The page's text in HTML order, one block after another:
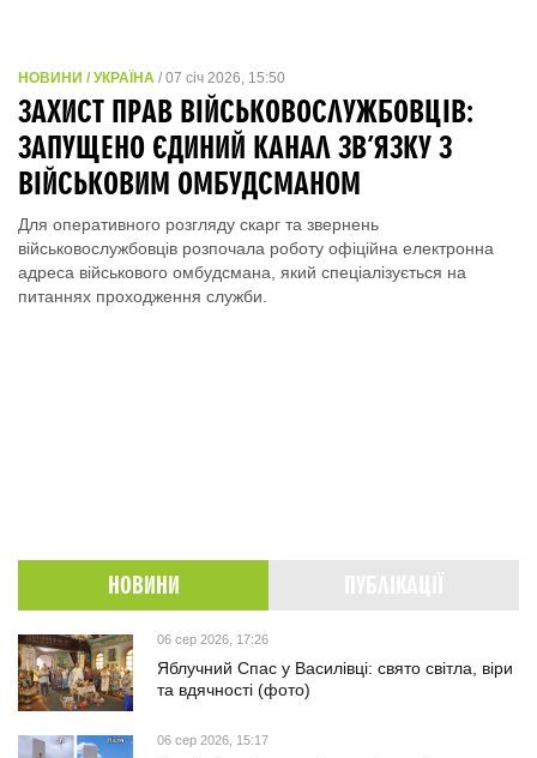
НОВИНИ / УКРАЇНА / 07 січ 2026, 15:50
ЗАХИСТ ПРАВ ВІЙСЬКОВОСЛУЖБОВЦІВ:
ЗАПУЩЕНО ЄДИНИЙ КАНАЛ ЗВ’ЯЗКУ З
ВІЙСЬКОВИМ ОМБУДСМАНОМ
Для оперативного розгляду скарг та звернень
військовослужбовців розпочала роботу офіційна електронна
адреса військового омбудсмана, який спеціалізується на
питаннях проходження служби.
НОВИНИ
06 сер 2026, 17:26
Яблучний Спас у Василівці: свято світла, віри
та вдячності (фото)
06 сер 2026, 15:17